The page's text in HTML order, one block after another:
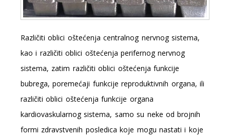
Različiti oblici oštećenja centralnog nervnog sistema,
kao i različiti oblici oštećenja perifernog nervnog
sistema, zatim različiti oblici oštećenja funkcije
bubrega, poremećaji funkcije reproduktivnih organa, ili
različiti oblici oštećenja funkcije organa
kardiovaskularnog sistema, samo su neke od brojnih
formi zdravstvenih posledica koje mogu nastati i koje